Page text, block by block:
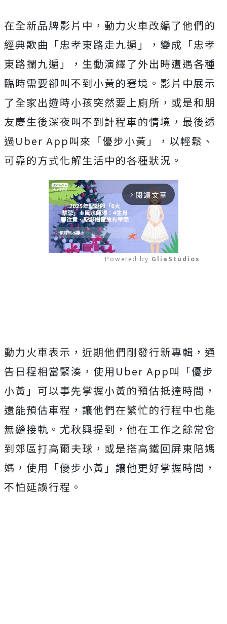
在全新品牌影片中，動力火車改編了他們的
經典歌曲「忠孝東路走九遍」，變成「忠孝
東路攔九遍」，生動演繹了外出時遭遇各種
臨時需要卻叫不到小黃的窘境。影片中展示
了全家出遊時小孩突然要上廁所，或是和朋
友慶生後深夜叫不到計程車的情境，最後透
過Uber App叫來「優步小黃」，以輕鬆、
可靠的方式化解生活中的各種狀況。
arrow_forward_ios 閱讀文章
Powered by GliaStudios
動力火車表示，近期他們剛發行新專輯，通
告日程相當緊湊，使用Uber App叫「優步
小黃」可以事先掌握小黃的預估抵達時間，
還能預估車程，讓他們在繁忙的行程中也能
無縫接軌。尤秋興提到，他在工作之餘常會
到郊區打高爾夫球，或是搭高鐵回屏東陪媽
媽，使用「優步小黃」讓他更好掌握時間，
不怕延誤行程。